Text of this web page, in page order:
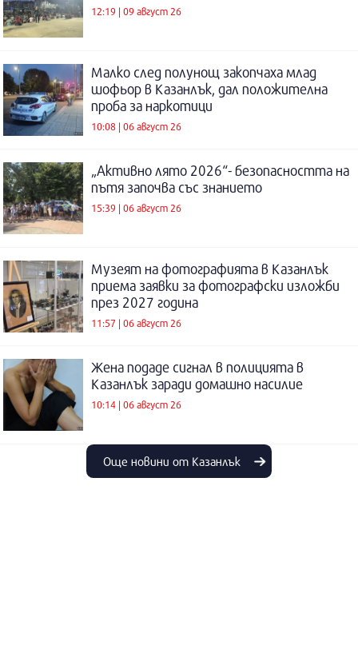
12:19 | 09 август 26
Малко след полунощ закопчаха млад
шофьор в Казанлък, дал положителна
проба за наркотици
10:08 | 06 август 26
„Активно лято 2026“- безопасността на
пътя започва със знанието
15:39 | 06 август 26
Музеят на фотографията в Казанлък
приема заявки за фотографски изложби
през 2027 година
11:57 | 06 август 26
Жена подаде сигнал в полицията в
Казанлък заради домашно насилие
10:14 | 06 август 26
Още новини от Казанлък